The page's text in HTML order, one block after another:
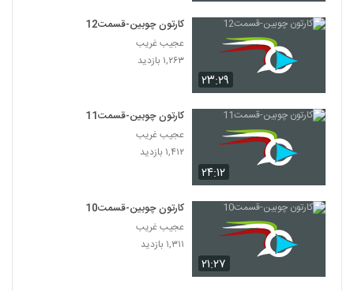
۲۳:۲۹
کارتون چوبین-قسمت12
عجیب غریب
۱,۲۶۳ بازدید
۲۴:۱۲
کارتون چوبین-قسمت11
عجیب غریب
۱,۴۱۲ بازدید
۲۱:۲۷
کارتون چوبین-قسمت10
عجیب غریب
۱,۳۱۱ بازدید